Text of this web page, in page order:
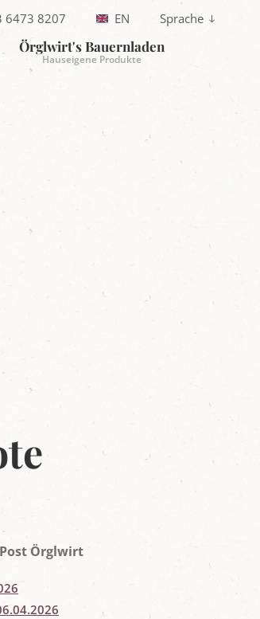
6473 8207
T
e
l
EN Sprache
Örglwirt's Bauernladen
Hauseigene Produkte
Örglwirt